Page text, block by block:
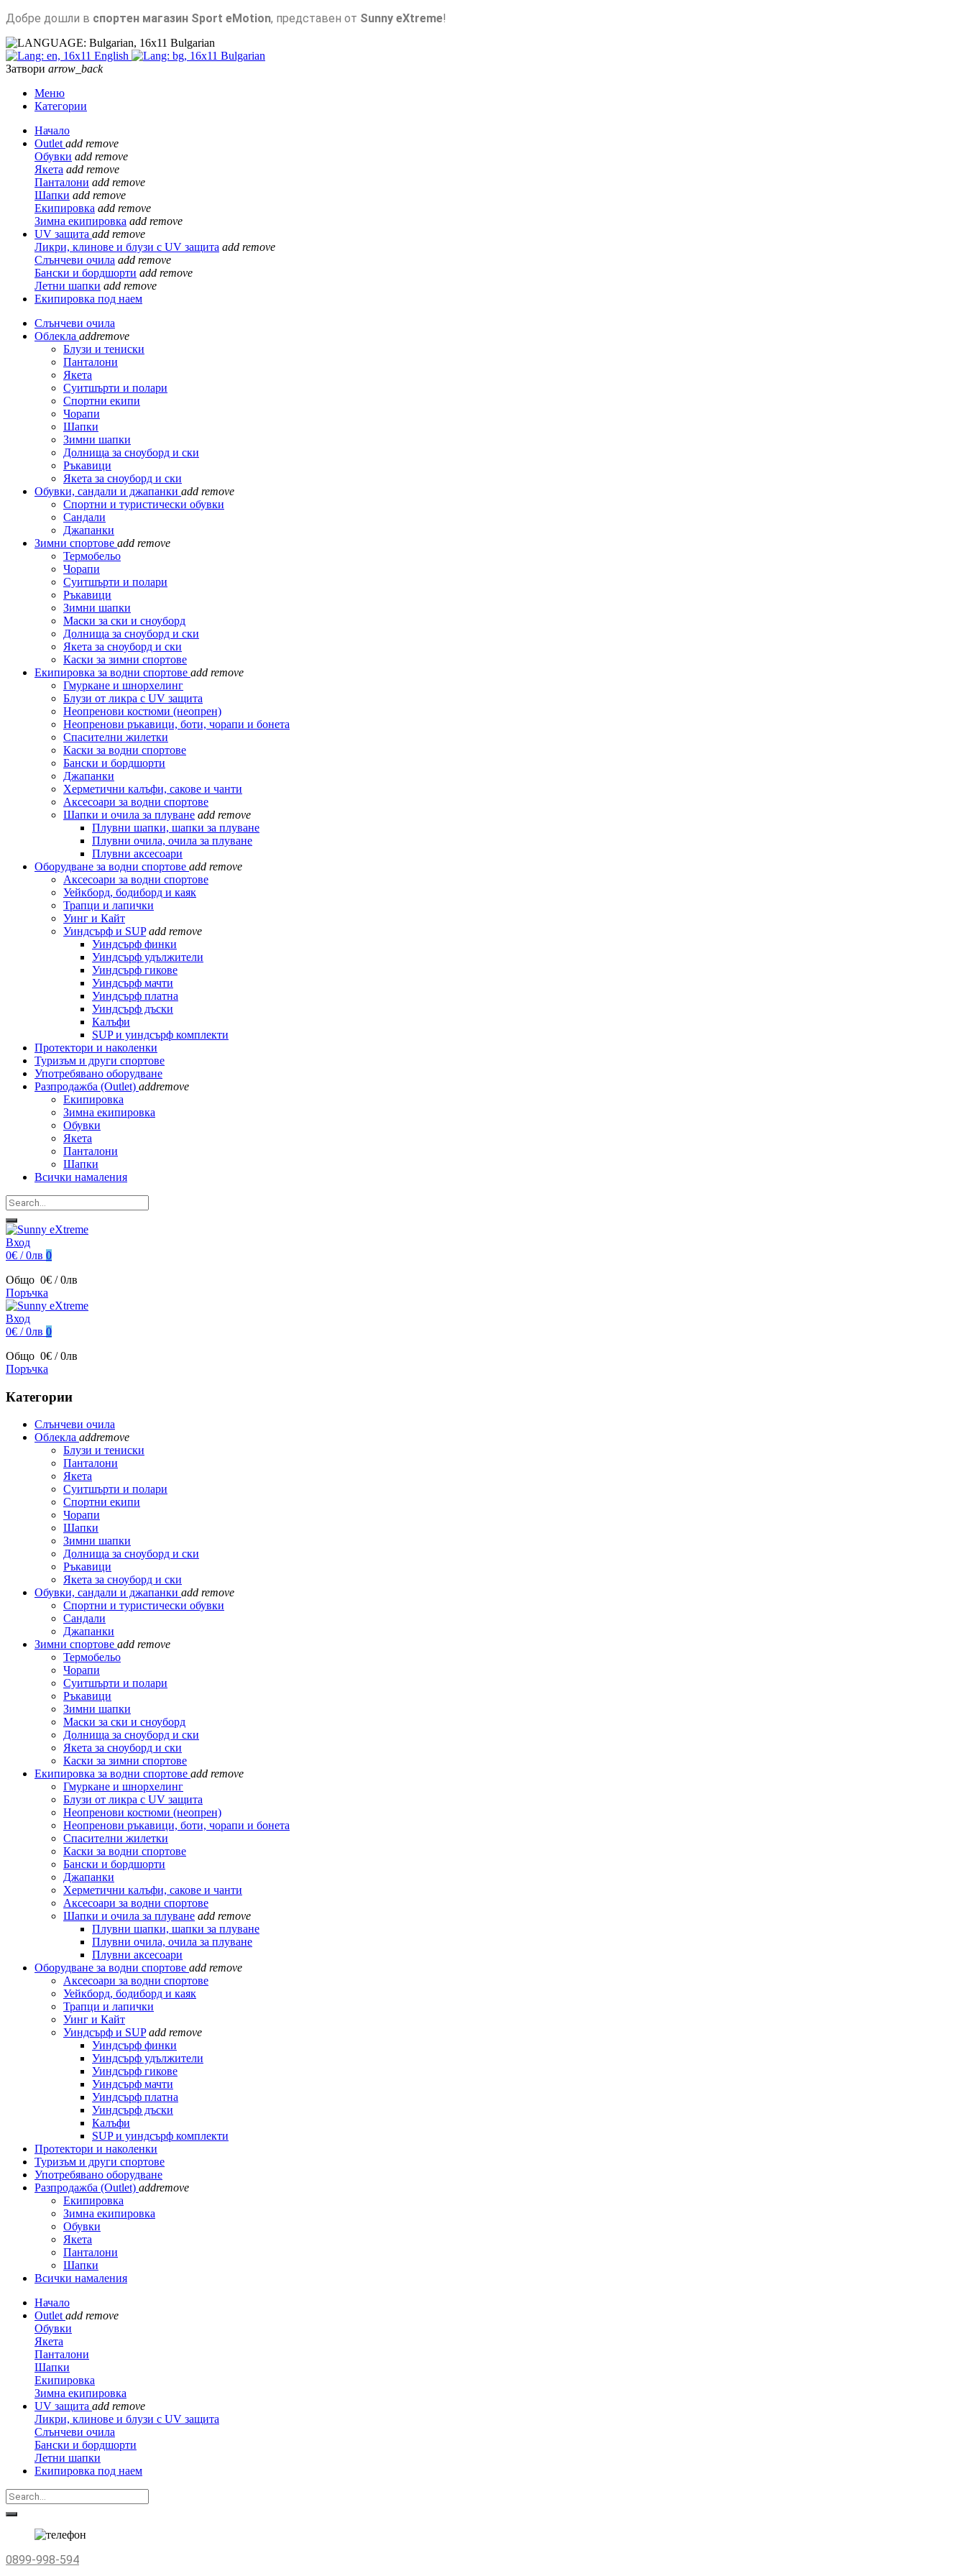
Добре дошли в спортен магазин Sport eMotion, представен от Sunny eXtreme!
Bulgarian
English
Bulgarian
Затвори arrow_back
Меню
Категории
Начало
Outlet add remove
Обувки add remove
Якета add remove
Панталони add remove
Шапки add remove
Екипировка add remove
Зимна екипировка add remove
UV защита add remove
Ликри, клинове и блузи с UV защита add remove
Слънчеви очила add remove
Бански и бордшорти add remove
Летни шапки add remove
Екипировка под наем
Слънчеви очила
Облекла addremove
Блузи и тениски
Панталони
Якета
Суитшърти и полари
Спортни екипи
Чорапи
Шапки
Зимни шапки
Долнища за сноуборд и ски
Ръкавици
Якета за сноуборд и ски
Обувки, сандали и джапанки add remove
Спортни и туристически обувки
Сандали
Джапанки
Зимни спортове add remove
Термобельо
Чорапи
Суитшърти и полари
Ръкавици
Зимни шапки
Маски за ски и сноуборд
Долнища за сноуборд и ски
Якета за сноуборд и ски
Каски за зимни спортове
Екипировка за водни спортове add remove
Гмуркане и шнорхелинг
Блузи от ликра с UV защита
Неопренови костюми (неопрен)
Неопренови ръкавици, боти, чорапи и бонета
Спасителни жилетки
Каски за водни спортове
Бански и бордшорти
Джапанки
Херметични калъфи, сакове и чанти
Аксесоари за водни спортове
Шапки и очила за плуване add remove
Плувни шапки, шапки за плуване
Плувни очила, очила за плуване
Плувни аксесоари
Оборудване за водни спортове add remove
Аксесоари за водни спортове
Уейкборд, бодиборд и каяк
Трапци и лапички
Уинг и Кайт
Уиндсърф и SUP add remove
Уиндсърф финки
Уиндсърф удължители
Уиндсърф гикове
Уиндсърф мачти
Уиндсърф платна
Уиндсърф дъски
Калъфи
SUP и уиндсърф комплекти
Протектори и наколенки
Туризъм и други спортове
Употребявано оборудване
Разпродажба (Outlet) addremove
Екипировка
Зимна екипировка
Обувки
Якета
Панталони
Шапки
Всички намаления
Вход
0€ / 0лв 0
Общо 0€ / 0лв
Поръчка
Вход
0€ / 0лв 0
Общо 0€ / 0лв
Поръчка
Категории
Слънчеви очила
Облекла addremove
Блузи и тениски
Панталони
Якета
Суитшърти и полари
Спортни екипи
Чорапи
Шапки
Зимни шапки
Долнища за сноуборд и ски
Ръкавици
Якета за сноуборд и ски
Обувки, сандали и джапанки add remove
Спортни и туристически обувки
Сандали
Джапанки
Зимни спортове add remove
Термобельо
Чорапи
Суитшърти и полари
Ръкавици
Зимни шапки
Маски за ски и сноуборд
Долнища за сноуборд и ски
Якета за сноуборд и ски
Каски за зимни спортове
Екипировка за водни спортове add remove
Гмуркане и шнорхелинг
Блузи от ликра с UV защита
Неопренови костюми (неопрен)
Неопренови ръкавици, боти, чорапи и бонета
Спасителни жилетки
Каски за водни спортове
Бански и бордшорти
Джапанки
Херметични калъфи, сакове и чанти
Аксесоари за водни спортове
Шапки и очила за плуване add remove
Плувни шапки, шапки за плуване
Плувни очила, очила за плуване
Плувни аксесоари
Оборудване за водни спортове add remove
Аксесоари за водни спортове
Уейкборд, бодиборд и каяк
Трапци и лапички
Уинг и Кайт
Уиндсърф и SUP add remove
Уиндсърф финки
Уиндсърф удължители
Уиндсърф гикове
Уиндсърф мачти
Уиндсърф платна
Уиндсърф дъски
Калъфи
SUP и уиндсърф комплекти
Протектори и наколенки
Туризъм и други спортове
Употребявано оборудване
Разпродажба (Outlet) addremove
Екипировка
Зимна екипировка
Обувки
Якета
Панталони
Шапки
Всички намаления
Начало
Outlet add remove
Обувки
Якета
Панталони
Шапки
Екипировка
Зимна екипировка
UV защита add remove
Ликри, клинове и блузи с UV защита
Слънчеви очила
Бански и бордшорти
Летни шапки
Екипировка под наем
0899-998-594